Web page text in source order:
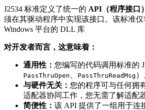
J2534 标准定义了统一的 API（程序接口）
须在其驱动程序中实现该接口。该标准
Windows 平台的 DLL 库
对开发者而言，这意味着：
通用性： 您编写的代码调用标准的
PassThruOpen PassThruReadMsg ）
与硬件无关： 您的程序可与任何拥
适配器协同工作，您无需了解适配
简便性： 该 API 提供了一组用于连